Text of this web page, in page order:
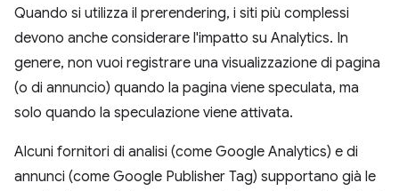
Quando si utilizza il prerendering, i siti più complessi
devono anche considerare l'impatto su Analytics. In
genere, non vuoi registrare una visualizzazione di pagina
(o di annuncio) quando la pagina viene speculata, ma
solo quando la speculazione viene attivata.
Alcuni fornitori di analisi (come Google Analytics) e di
annunci (come Google Publisher Tag) supportano già le